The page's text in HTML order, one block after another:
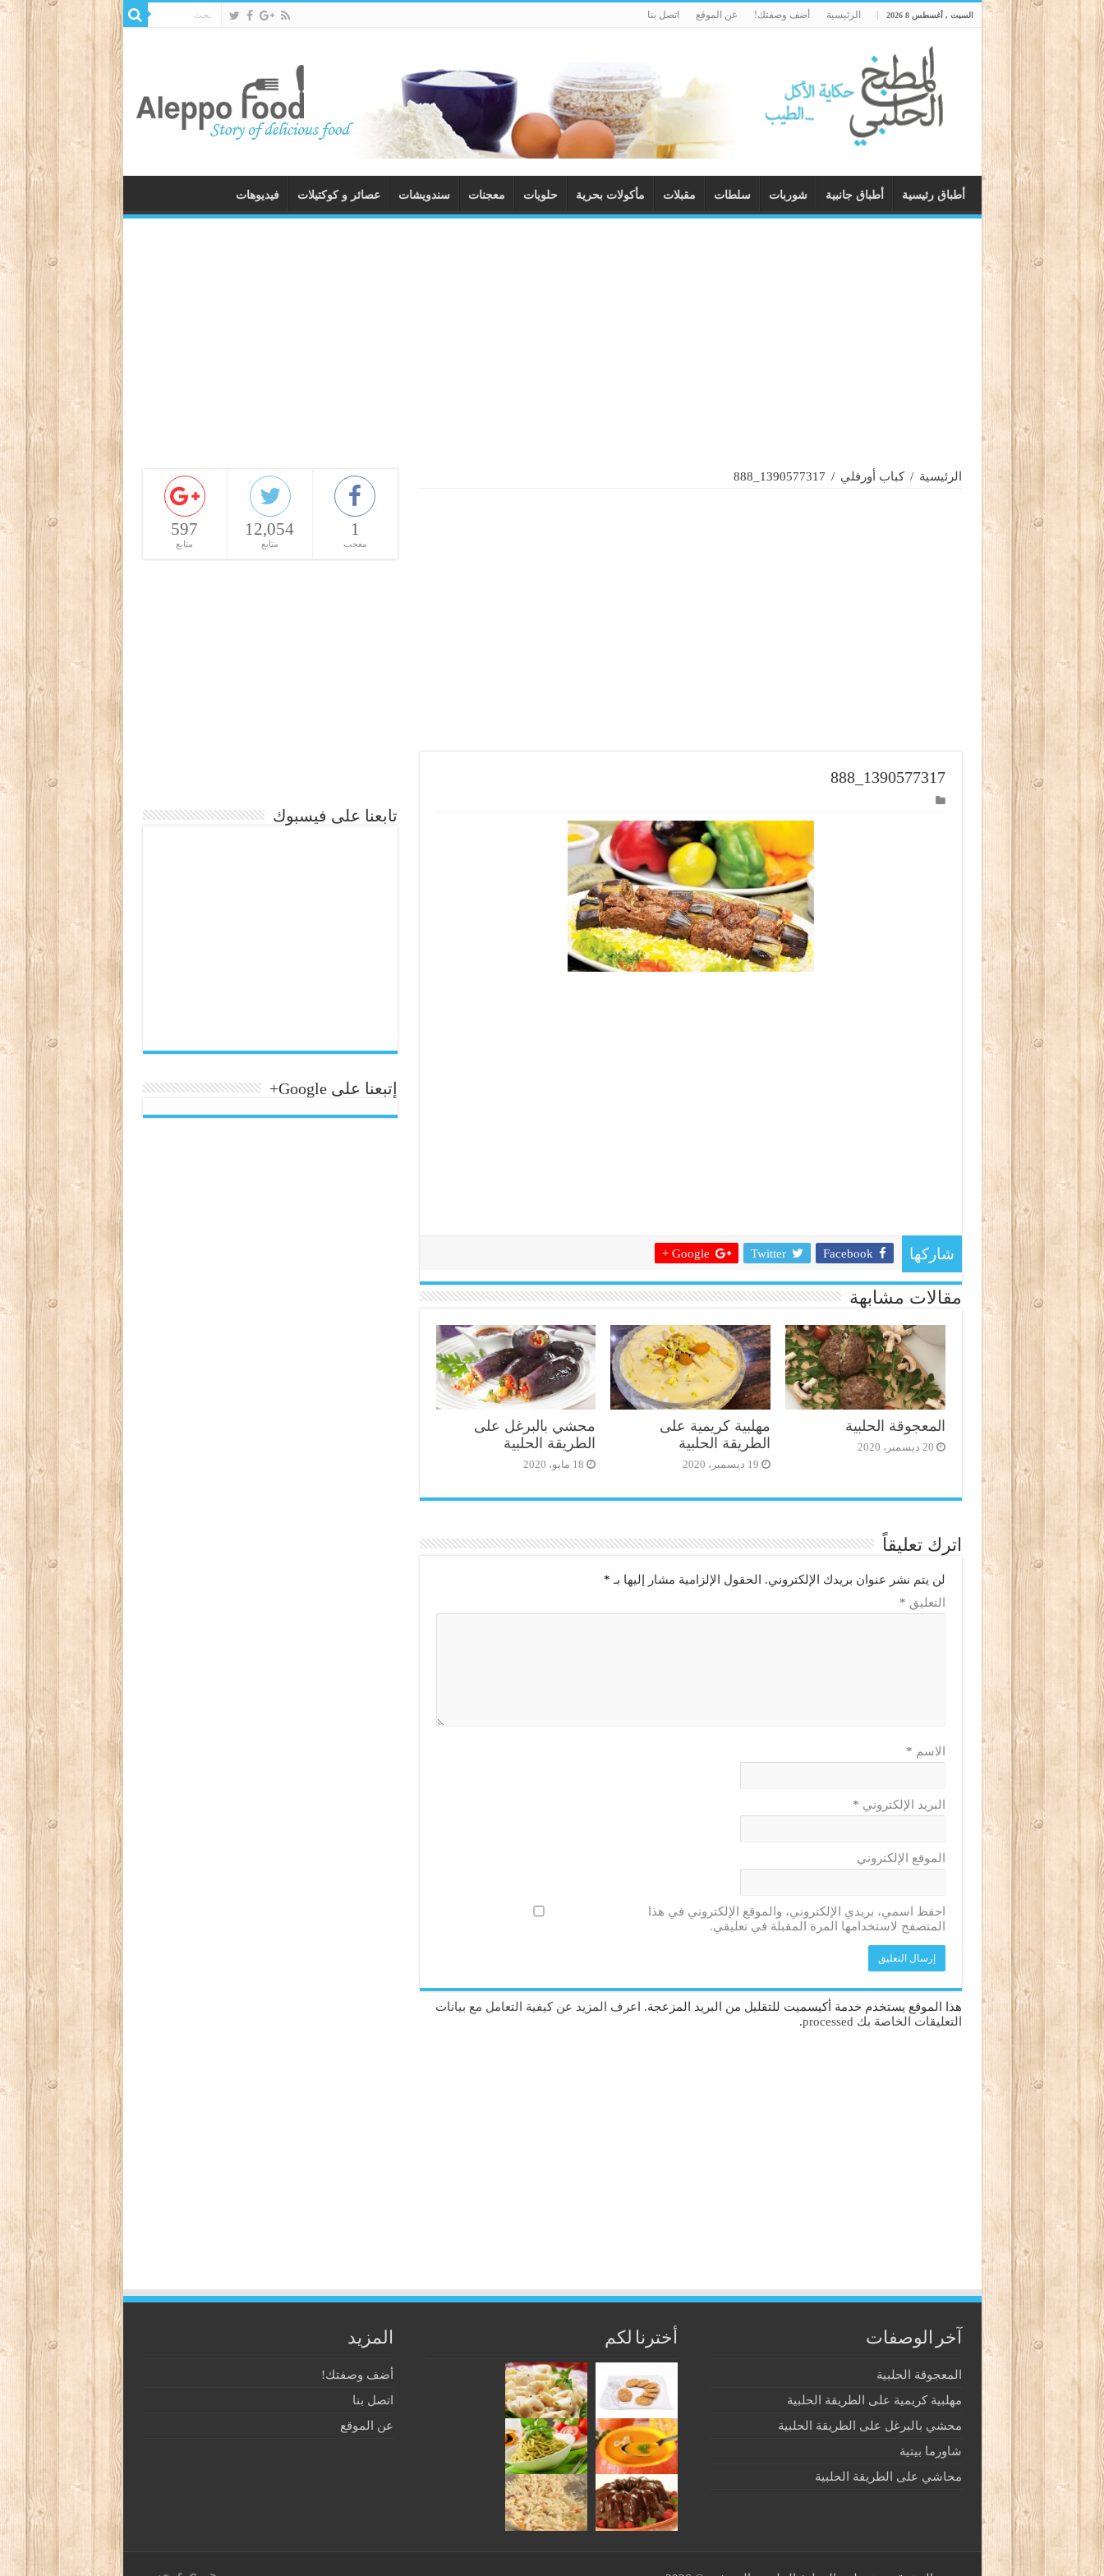
السبت , أغسطس 8 2026 الرئيسية أضف وصفتك! عن الموقع اتصل بنا
أطباق رئيسية أطباق جانبية شوربات سلطات مقبلات مأكولات بحرية حلويات معجنات سندويشات عصائر و كوكتيلات فيديوهات
الرئيسية / كباب أورفلي /
1390577317_888
1390577317_888
شاركها Facebook
Twitter
Google +
مقالات مشابهة
المعجوقة الحلبية
20 ديسمبر، 2020
مهلبية كريمية على
الطريقة الحلبية
19 ديسمبر، 2020
محشي بالبرغل على
الطريقة الحلبية
18 مايو، 2020
اترك تعليقاً
لن يتم نشر عنوان بريدك الإلكتروني. الحقول الإلزامية مشار إليها بـ *
التعليق *
الاسم *
البريد الإلكتروني *
الموقع الإلكتروني
احفظ اسمي، بريدي الإلكتروني، والموقع الإلكتروني في هذا
المتصفح لاستخدامها المرة المقبلة في تعليقي.
هذا الموقع يستخدم خدمة أكيسميت للتقليل من البريد المزعجة.
اعرف المزيد عن كيفية التعامل مع بيانات
التعليقات الخاصة بك processed
.
1
معجب
12,054
متابع
597
متابع
تابعنا على فيسبوك
إتبعنا على Google+
آخر الوصفات
المعجوقة الحلبية
مهلبية كريمية على الطريقة الحلبية
محشي بالبرغل على الطريقة الحلبية
شاورما بيتية
محاشي على الطريقة الحلبية
أخترنا لكم المزيد
أضف وصفتك!
اتصل بنا
عن الموقع